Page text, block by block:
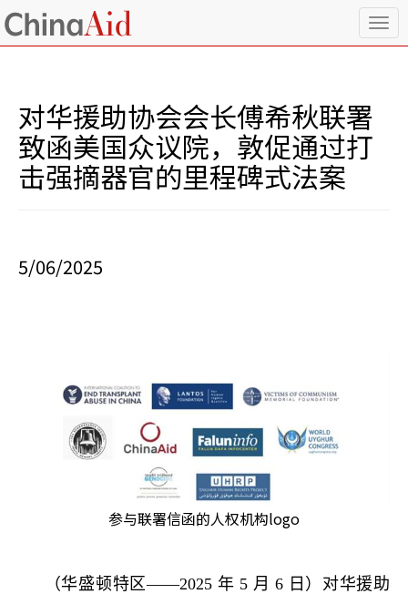
T
o
对华援助协会会长傅希秋联署
致函美国众议院，敦促通过打
击强摘器官的里程碑式法案
5/06/2025
参与联署信函的人权机构logo
（华盛顿特区——2025 年 5 月 6 日）对华援助